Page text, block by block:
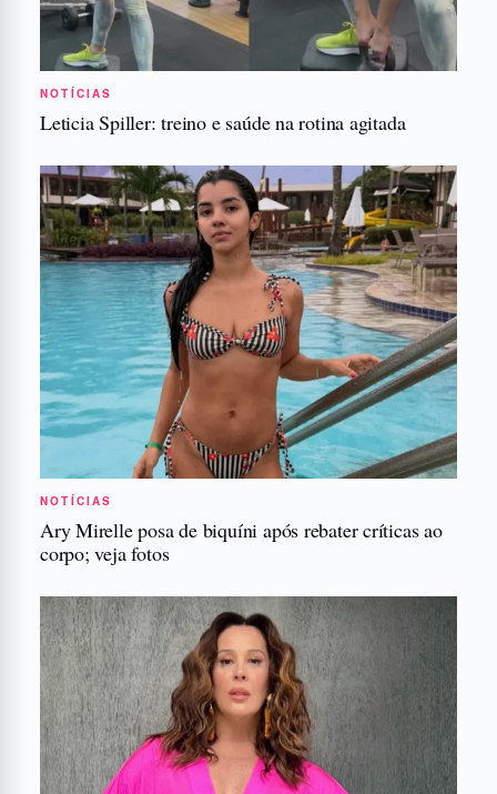
NOTÍCIAS
Leticia Spiller: treino e saúde na rotina agitada
NOTÍCIAS
Ary Mirelle posa de biquíni após rebater críticas ao
corpo; veja fotos